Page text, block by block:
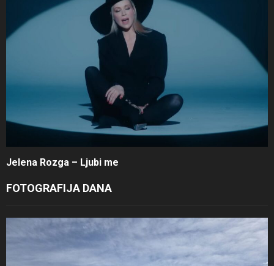
Jelena Rozga – Ljubi me
FOTOGRAFIJA DANA